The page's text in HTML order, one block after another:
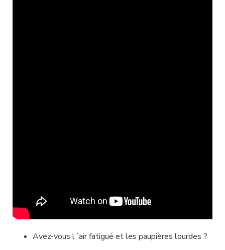
Avez-vous l´air fatigué et les paupières lourdes ?